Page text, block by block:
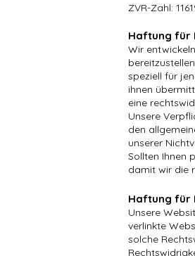
ZVR-Zahl:
Haftung für
Wir
speziell für
ihnen
eine
Unsere
den
unserer
Sollten Ihnen
damit wir die
Haftung für
Unsere
verlinkte
solche